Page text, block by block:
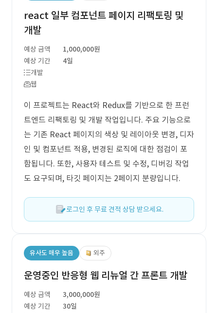
react 일부 컴포넌트 페이지 리팩토링 및
개발
예상 금액
1,000,000원
예상 기간
4일
개발
웹
이 프로젝트는 React와 Redux를 기반으로 한 프런
트엔드 리팩토링 및 개발 작업입니다. 주요 기능으로
는 기존 React 페이지의 색상 및 레이아웃 변경, 디자
인 및 컴포넌트 적용, 변경된 로직에 대한 점검이 포
함됩니다. 또한, 사용자 테스트 및 수정, 디버깅 작업
도 요구되며, 타깃 페이지는 2페이지 분량입니다.
로그인 후 무료 견적 상담 받으세요.
유사도 매우 높음 외주
운영중인 반응형 웹 리뉴얼 간 프론트 개발
예상 금액
3,000,000원
예상 기간
30일